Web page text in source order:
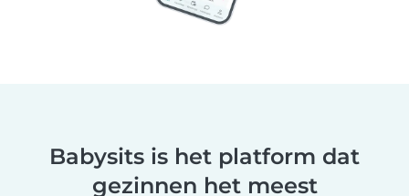
Babysits is het platform dat
gezinnen het meest